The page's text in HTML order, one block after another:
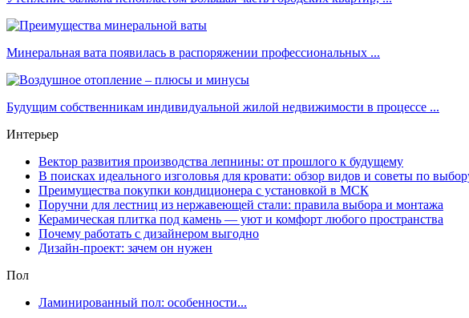
Минеральная вата появилась в распоряжении профессиональных ...
Будущим собственникам индивидуальной жилой недвижимости в процессе ...
Интерьер
Вектор развития производства лепнины: от прошлого к будущему
В поисках идеального изголовья для кровати: обзор видов и советы по
Преимущества покупки кондиционера с установкой в МСК
Поручни для лестниц из нержавеющей стали: правила выбора и монтажа
Керамическая плитка под камень — уют и комфорт любого пространства
Почему работать с дизайнером выгодно
Дизайн-проект: зачем он нужен
Пол
Ламинированный пол: особенности...